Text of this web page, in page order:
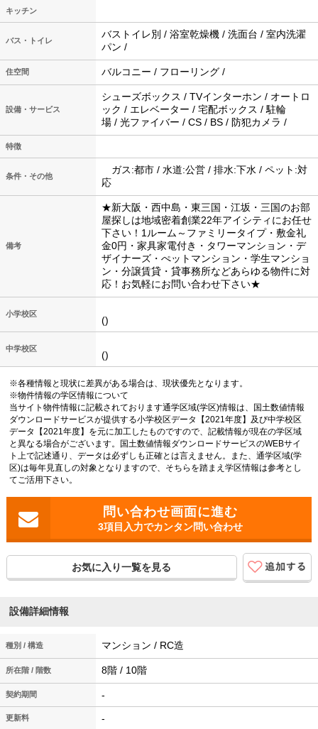
キッチン
バス・トイレ
バストイレ別 / 浴室乾燥機 / 洗面台 / 室内洗濯
パン /
住空間 バルコニー / フローリング /
設備・サービス
シューズボックス / TVインターホン / オートロ
ック / エレベーター / 宅配ボックス / 駐輪
場 / 光ファイバー / CS / BS / 防犯カメラ /
特徴
条件・その他
ガス:都市 / 水道:公営 / 排水:下水 / ペット:対
応
備考
★新大阪・西中島・東三国・江坂・三国のお部
屋探しは地域密着創業22年アイシティにお任せ
下さい！1ルーム～ファミリータイプ・敷金礼
金0円・家具家電付き・タワーマンション・デ
ザイナーズ・ぺットマンション・学生マンショ
ン・分譲賃貸・貸事務所などあらゆる物件に対
応！お気軽にお問い合わせ下さい★
小学校区
()
中学校区
()
※各種情報と現状に差異がある場合は、現状優先となります。
※物件情報の学区情報について
当サイト物件情報に記載されております通学区域(学区)情報は、国土数値情報
ダウンロードサービスが提供する小学校区データ【2021年度】及び中学校区
データ【2021年度】を元に加工したものですので、記載情報が現在の学区域
と異なる場合がございます。国土数値情報ダウンロードサービスのWEBサイ
ト上で記述通り、データは必ずしも正確とは言えません。また、通学区域(学
区)は毎年見直しの対象となりますので、そちらを踏まえ学区情報は参考とし
てご活用下さい。
3項目入力でカンタン問い合わせ
お気に入り一覧を見る
設備詳細情報
種別 / 構造 マンション / RC造
所在階 / 階数 8階 / 10階
契約期間 -
更新料 -